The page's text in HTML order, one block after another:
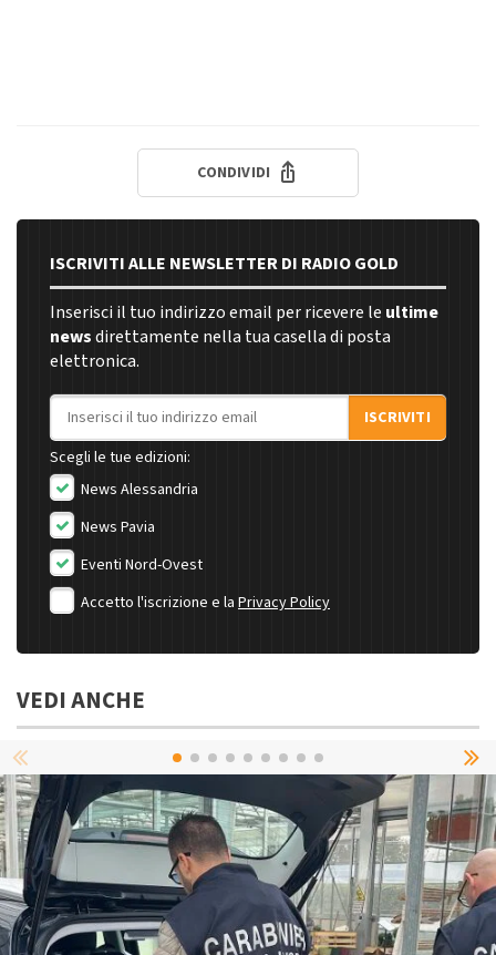
CONDIVIDI
ISCRIVITI ALLE NEWSLETTER DI RADIO GOLD
Inserisci il tuo indirizzo email per ricevere le ultime
newsdirettamente nella tua casella di posta
elettronica.
Indirizzo email
ISCRIVITI
Scegli le tue edizioni:
News Alessandria
News Pavia
Eventi Nord-Ovest
Accetto l'iscrizione e la Privacy Policy
VEDI ANCHE